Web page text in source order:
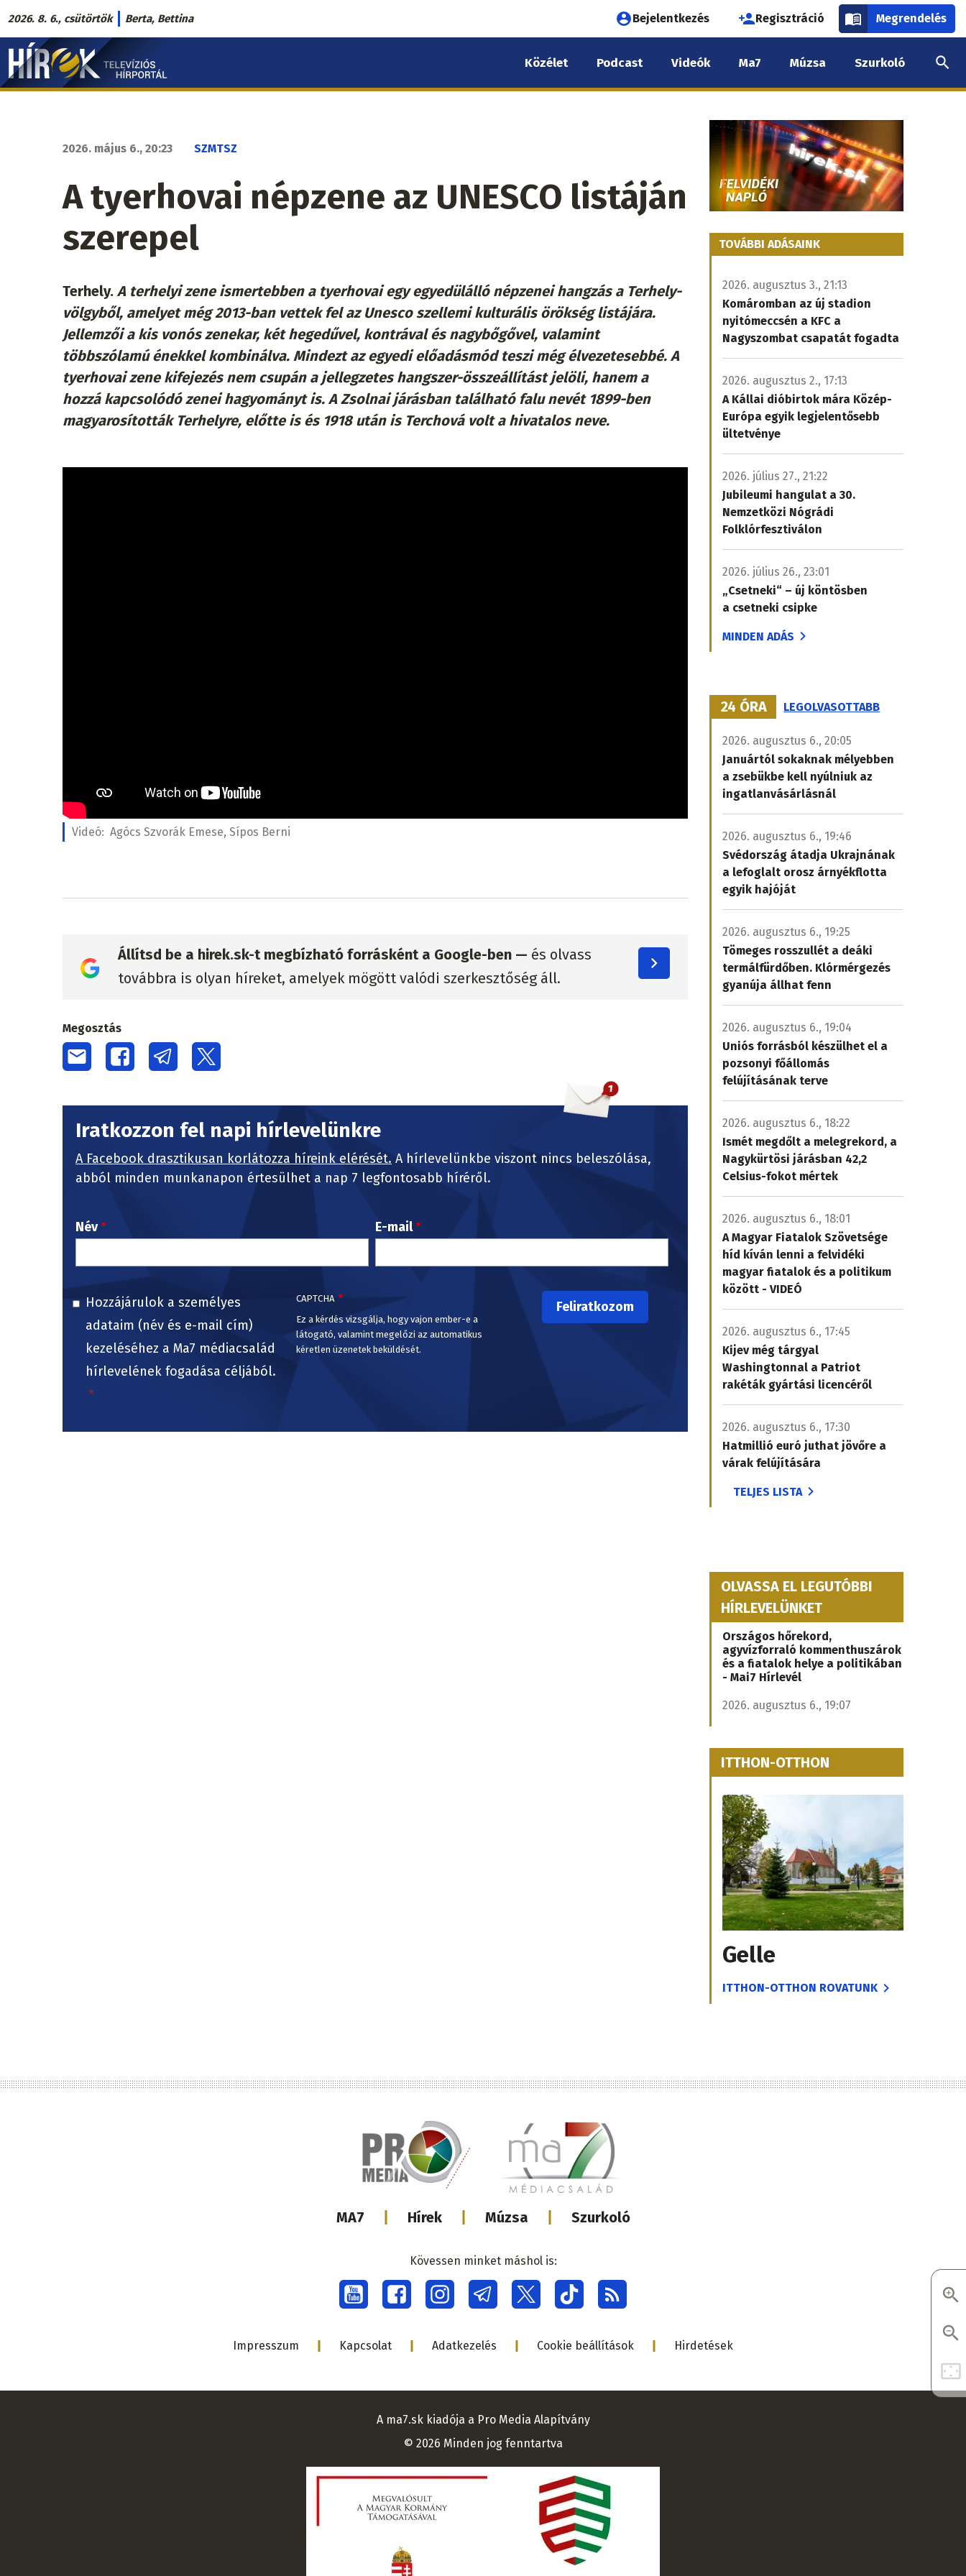
Ugrás
a
tartalomra
2026. 8. 6., csütörtök Berta, Bettina
Felhasználói
fiók
menüje
Bejelentkezés Regisztráció Megrendelés
Hírek.sk
fő
Közélet Podcast Videók Ma7 Múzsa Szurkoló
2026. május 6., 20:23 SZMTSZ
A tyerhovai népzene az UNESCO listáján
szerepel
Terhely. A terhelyizeneismertebben a tyerhovai egy egyedülálló népzenei hangzás a Terhely-
völgyből, amelyet még 2013-ban vettek fel az Unescoszellemi kulturális örökség listájára.
Jellemzői a kis vonós zenekar, két hegedűvel, kontrával és nagybőgővel, valamint
többszólamú énekkel kombinálva. Mindezt az egyedi előadásmód teszi még élvezetesebbé. A
tyerhovaizene kifejezés nem csupán a jellegzetes hangszer-összeállítást jelöli, hanem a
hozzá kapcsolódó zenei hagyományt is. A Zsolnai járásban található falu nevét 1899-ben
magyarosították Terhelyre, előtte is és 1918 után is Terchová volt a hivatalos neve.
Videó: Agócs Szvorák Emese, Sípos Berni
Állítsd be a hirek.sk-t megbízható forrásként a Google-ben — és olvass
továbbra is olyan híreket, amelyek mögött valódi szerkesztőség áll.
Megosztás
Iratkozzon fel napi hírlevelünkre
A Facebook drasztikusan korlátozza híreink elérését. A hírlevelünkbe viszont nincs beleszólása,
abból minden munkanapon értesülhet a nap 7 legfontosabb híréről.
Név E-mail
Hozzájárulok a személyes
adataim (név és e-mail cím)
kezeléséhez a Ma7 médiacsalád
hírlevelének fogadása céljából.
CAPTCHA
Ez a kérdés vizsgálja, hogy vajon ember-e a
látogató, valamint megelőzi az automatikus
kéretlen üzenetek beküldését.
TOVÁBBI ADÁSAINK
2026. augusztus 3., 21:13
Komáromban az új stadion
nyitómeccsén a KFC a
Nagyszombat csapatát fogadta
2026. augusztus 2., 17:13
A Kállai dióbirtok mára Közép-
Európa egyik legjelentősebb
ültetvénye
2026. július 27., 21:22
Jubileumi hangulat a 30.
Nemzetközi Nógrádi
Folklórfesztiválon
2026. július 26., 23:01
„Csetneki“ – új köntösben
a csetneki csipke
MINDEN ADÁS
24 ÓRA LEGOLVASOTTABB
2026. augusztus 6., 20:05
Januártól sokaknak mélyebben
a zsebükbe kell nyúlniuk az
ingatlanvásárlásnál
2026. augusztus 6., 19:46
Svédország átadja Ukrajnának
a lefoglalt orosz árnyékflotta
egyik hajóját
2026. augusztus 6., 19:25
Tömeges rosszullét a deáki
termálfürdőben. Klórmérgezés
gyanúja állhat fenn
2026. augusztus 6., 19:04
Uniós forrásból készülhet el a
pozsonyi főállomás
felújításának terve
2026. augusztus 6., 18:22
Ismét megdőlt a melegrekord, a
Nagykürtösi járásban 42,2
Celsius-fokot mértek
2026. augusztus 6., 18:01
A Magyar Fiatalok Szövetsége
híd kíván lenni a felvidéki
magyar fiatalok és a politikum
között - VIDEÓ
2026. augusztus 6., 17:45
Kijev még tárgyal
Washingtonnal a Patriot
rakéták gyártási licencéről
2026. augusztus 6., 17:30
Hatmillió euró juthat jövőre a
várak felújítására
TELJES LISTA
OLVASSA EL LEGUTÓBBI
HÍRLEVELÜNKET
Országos hőrekord,
agyvízforraló kommenthuszárok
és a fiatalok helye a politikában
- Mai7 Hírlevél
2026. augusztus 6., 19:07
ITTHON-OTTHON
Gelle
ITTHON-OTTHON ROVATUNK
Lábléc
médiacsalád
MA7 Hírek Múzsa Szurkoló
Social
menu
Kövessen minket máshol is:
Lábléc
Impresszum Kapcsolat Adatkezelés Cookie beállítások Hirdetések
A ma7.sk kiadója a Pro Media Alapítvány
© 2026 Minden jog fenntartva